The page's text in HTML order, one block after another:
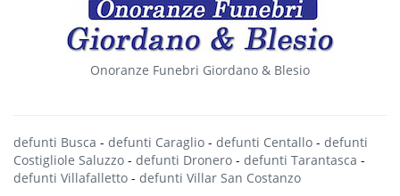
Onoranze Funebri Giordano & Blesio
defunti Busca - defunti Caraglio - defunti Centallo - defunti
Costigliole Saluzzo - defunti Dronero - defunti Tarantasca -
defunti Villafalletto - defunti Villar San Costanzo